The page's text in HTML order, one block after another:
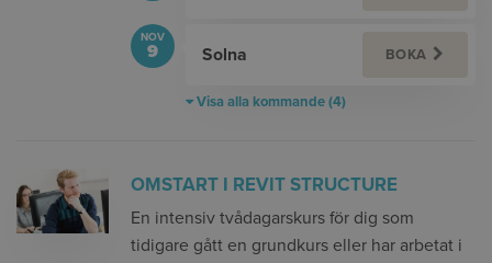
NOV
9 Solna BOKA
Visa alla kommande (4)
OMSTART I REVIT STRUCTURE
En intensiv tvådagarskurs för dig som
tidigare gått en grundkurs eller har arbetat i